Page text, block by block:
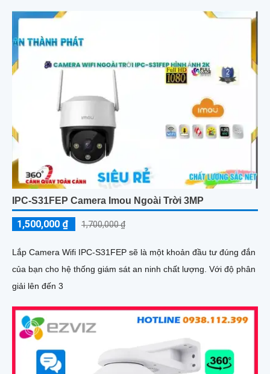
IPC-S31FEP Camera Imou Ngoài Trời 3MP
1,500,000 ₫ 1,700,000 ₫
Lắp Camera Wifi IPC-S31FEP sẽ là một khoản đầu tư đúng đắn
của bạn cho hệ thống giám sát an ninh chất lượng. Với độ phân
giải lên đến 3